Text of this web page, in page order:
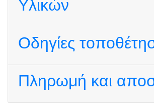
Υλικών
Οδηγίες
Πληρωμή και